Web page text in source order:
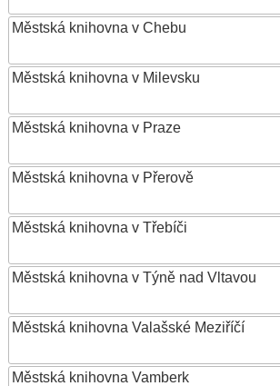
Městská knihovna v Chebu
Městská knihovna v Milevsku
Městská knihovna v Praze
Městská knihovna v Přerově
Městská knihovna v Třebíči
Městská knihovna v Týně nad Vltavou
Městská knihovna Valašské Meziříčí
Městská knihovna Vamberk